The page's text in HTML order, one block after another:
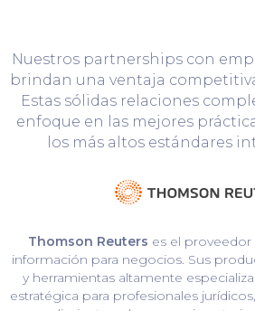
Nuestros partnerships con
brindan una ventaja
Estas sólidas relaciones
enfoque en las mejores
los más altos estándares
Thomson Reuters es el proveedor
información para negocios. Sus
y herramientas altamente
estratégica para profesionales